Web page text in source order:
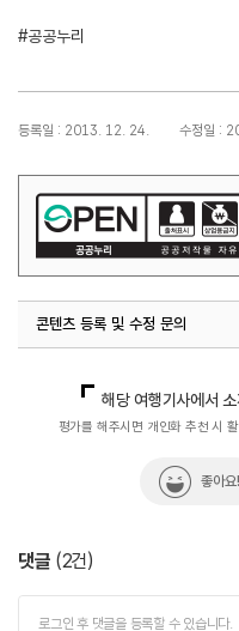
#공공누리
등록일 : 2013. 12. 24. 수정일 :
콘텐츠 등록 및 수정 문의
해당 여행기사에서
평가를 해주시면 개인화 추천 시
좋아요!
댓글 (2건)